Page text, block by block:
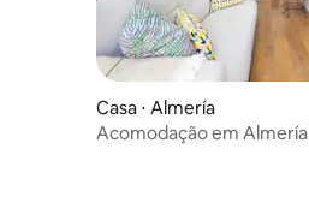
Casa ⋅ Almería
Acomodação em